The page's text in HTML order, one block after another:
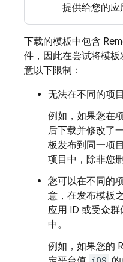
提供给您的应
下载的模板中包含
件，因此在尝试将模
意以下限制：
无法在不同的项
例如，如果您在
后下载并修改了
板发布到同一项
项目中，除非您
您可以在不同的
意，在发布模板
应用 ID 或受众群
中。
例如，如果您的